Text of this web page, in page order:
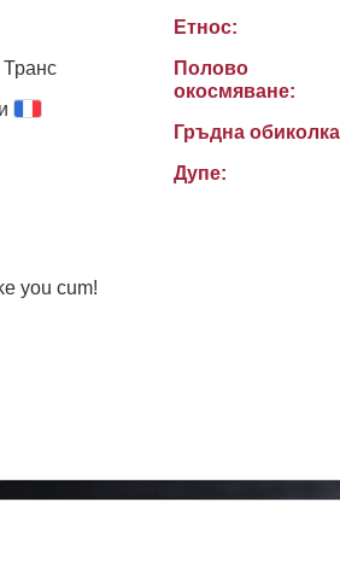
Етнос:
Полово
окосмяване:
Гръдна
Дупе:
you cum!